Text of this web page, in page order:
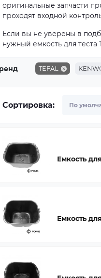
оригинальные запчасти
проходят входной
Если вы не уверены в
нужный емкость для
TEFAL
Сортировка:
Емкость
Емкость